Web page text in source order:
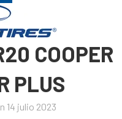
COOPER
PLUS
14 julio 2023